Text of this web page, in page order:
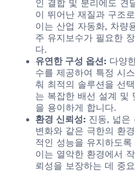
인 결합 및 분리에도 견
이 뛰어난 재질과 구조
이는 산업 자동화, 차량
주 유지보수가 필요한
다.
유연한 구성 옵션: 다양
수를 제공하여 특정 시
춰 최적의 솔루션을 선
는 복잡한 배선 설계 및
을 용이하게 합니다.
환경 신뢰성: 진동, 넓은
변화와 같은 극한의 환
적인 성능을 유지하도
이는 열악한 환경에서
뢰성을 보장하는 데 중